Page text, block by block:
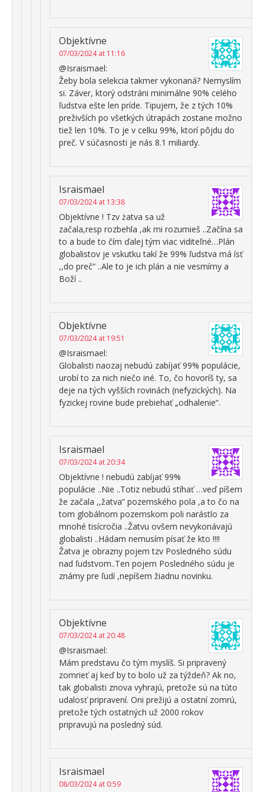
Objektívne
07/03/2024 at 11:16
@Israismael:
Žeby bola selekcia takmer vykonaná? Nemyslím
si. Záver, ktorý odstráni minimálne 90% celého
ľudstva ešte len príde. Tipujem, že z tých 10%
preživších po všetkých útrapách zostane možno
tiež len 10%. To je v celku 99%, ktorí pôjdu do
preč. V súčasnosti je nás 8.1 miliardy.
Israismael
07/03/2024 at 13:38
Objektívne ! Tzv żatva sa už
začala,resp rozbehla ,ak mi rozumieš ..Začína sa
to a bude to čím ďalej tým viac viditeľné…Plán
globalistov je vskutku takí že 99% ľudstva má ísť
,,do preč“ ..Ale to je ich plán a nie vesmírny a
Boží ..
Objektívne
07/03/2024 at 19:51
@Israismael:
Globalisti naozaj nebudú zabíjať 99% populácie,
urobí to za nich niečo iné. To, čo hovoríš ty, sa
deje na tých vyšších rovinách (nefyzických). Na
fyzickej rovine bude prebiehať „odhalenie“.
Israismael
07/03/2024 at 20:34
Objektívne ! nebudú zabíjať 99%
populácie ..Nie ..Totiz nebudú stíhať …veď píšem
že začala ,,žatva“ pozemského pola ,a to čo na
tom globálnom pozemskom poli narástlo za
mnohé tisícročia ..Žatvu ovšem nevykonávajú
globalisti ..Hádam nemusím písať že kto !!!!
Žatva je obrazny pojem tzv Posledného súdu
nad ľudstvom..Ten pojem Posledného súdu je
známy pre ľudí ,nepíšem žiadnu novinku.
Objektívne
07/03/2024 at 20:48
@Israismael:
Mám predstavu čo tým myslíš. Si pripravený
zomrieť aj keď by to bolo už za týždeň? Ak no,
tak globalisti znova vyhrajú, pretože sú na túto
udalosť pripravení. Oni prežijú a ostatní zomrú,
pretože tých ostatných už 2000 rokov
pripravujú na posledný súd.
Israismael
08/03/2024 at 0:59